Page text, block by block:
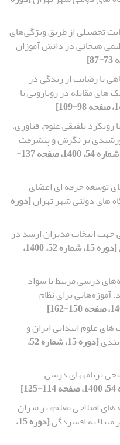
تحصیلی از طریق ویژگی‌های
هیجانی در دانش آموزان
با رضایت از زندگی در
مقابله در رویارویی با
رویکرد تلفیقی علوم، فناوری،
بر نگرش و پیشرفت
[دوره 15، شماره 54، 1400، صفحه 137-
توسعه حرفه ای اعضای
های دولتی شهر تهران[دوره
انتخاب مدیران ارشد در
[دوره 15، شماره 52، 1400،
درسی مرتبط با سواد
آموزه‌هایی برای نظام
های علوم ابتدایی ایران و
[دوره 15، شماره 52،
برنامه‏های درسی
اصلاحی معلم» بر میزان
[دوره 15،